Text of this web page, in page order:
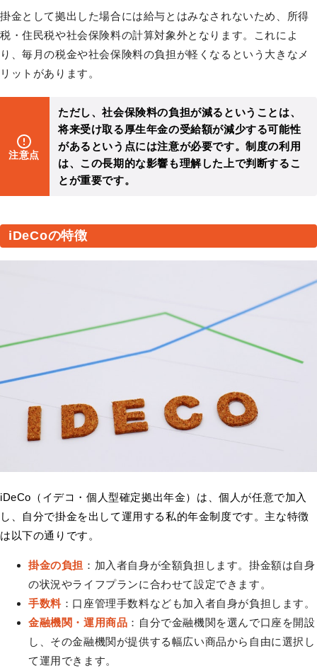
掛金として拠出した場合には給与とはみなされないため、所得
税・住民税や社会保険料の計算対象外となります。これによ
り、毎月の税金や社会保険料の負担が軽くなるという大きなメ
リットがあります。
注意点
ただし、社会保険料の負担が減るということは、
将来受け取る厚生年金の受給額が減少する可能性
があるという点には注意が必要です。制度の利用
は、この長期的な影響も理解した上で判断するこ
とが重要です。
iDeCoの特徴
iDeCo（イデコ・個人型確定拠出年金）は、個人が任意で加入
し、自分で掛金を出して運用する私的年金制度です。主な特徴
は以下の通りです。
掛金の負担 ：加入者自身が全額負担します。掛金額は自身
の状況やライフプランに合わせて設定できます。
手数料：口座管理手数料なども加入者自身が負担します。
金融機関・運用商品 ：自分で金融機関を選んで口座を開設
し、その金融機関が提供する幅広い商品から自由に選択し
て運用できます。